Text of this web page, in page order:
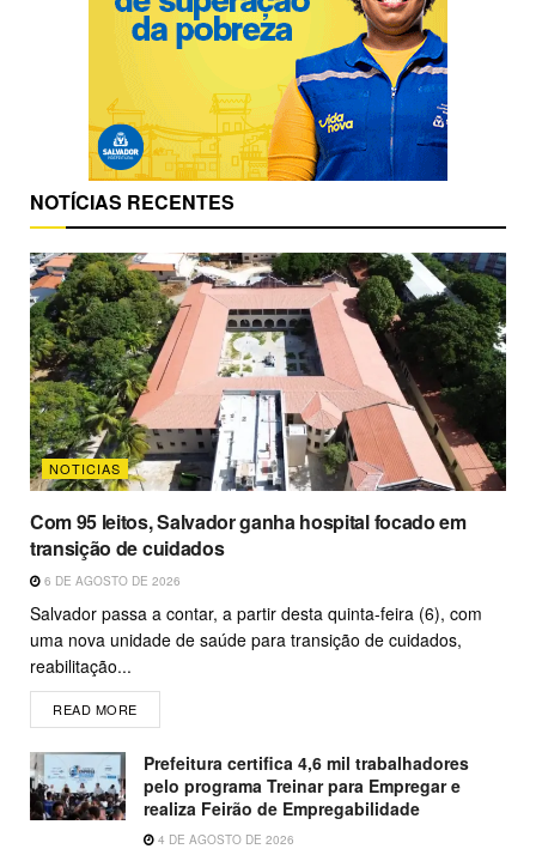
NOTÍCIAS RECENTES
NOTICIAS
Com 95 leitos, Salvador ganha hospital focado em
transição de cuidados
6 DE AGOSTO DE 2026
Salvador passa a contar, a partir desta quinta-feira (6), com
uma nova unidade de saúde para transição de cuidados,
reabilitação...
READ MORE
Prefeitura certifica 4,6 mil trabalhadores
pelo programa Treinar para Empregar e
realiza Feirão de Empregabilidade
4 DE AGOSTO DE 2026